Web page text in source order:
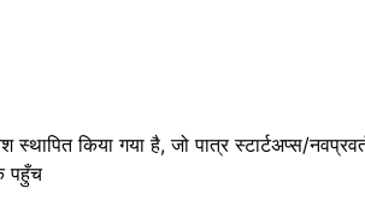
किया गया है, जो पात्र स्टार्टअप्स/
पहुँच